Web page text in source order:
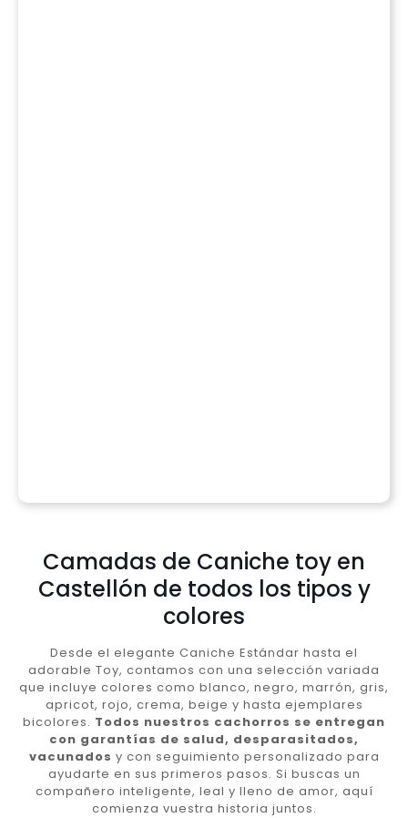
Camadas de Caniche toy en
Castellón de todos los tipos y
colores
Desde el elegante Caniche Estándar hasta el
adorable Toy, contamos con una selección variada
que incluye colores como blanco, negro, marrón, gris,
apricot, rojo, crema, beige y hasta ejemplares
bicolores. Todos nuestros cachorros se entregan
con garantías de salud, desparasitados,
vacunados y con seguimiento personalizado para
ayudarte en sus primeros pasos. Si buscas un
compañero inteligente, leal y lleno de amor, aquí
comienza vuestra historia juntos.